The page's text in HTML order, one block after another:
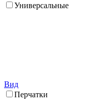
Универсальные
Вид
Перчатки